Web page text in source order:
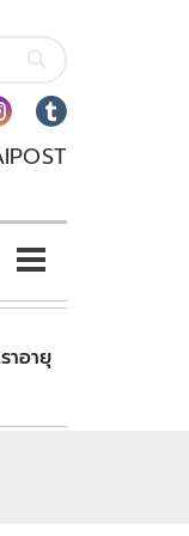
าอายุ